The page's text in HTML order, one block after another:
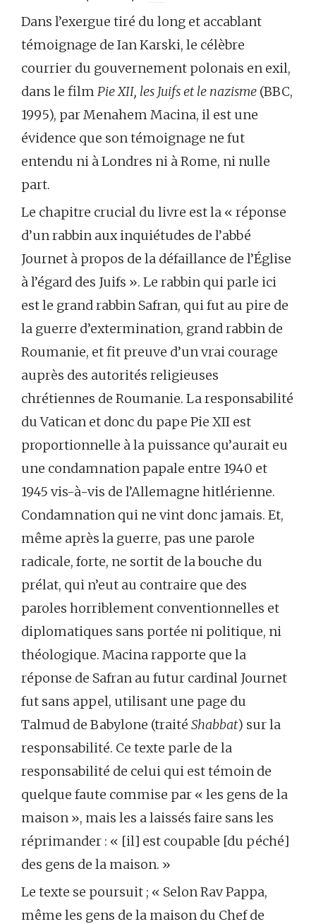
Dans l’exergue tiré du long et accablant
témoignage de Ian Karski, le célèbre
courrier du gouvernement polonais en exil,
dans le film Pie XII, les Juifs et le nazisme (BBC,
1995), par Menahem Macina, il est une
évidence que son témoignage ne fut
entendu ni à Londres ni à Rome, ni nulle
part.
Le chapitre crucial du livre est la « réponse
d’un rabbin aux inquiétudes de l’abbé
Journet à propos de la défaillance de l’Église
à l’égard des Juifs ». Le rabbin qui parle ici
est le grand rabbin Safran, qui fut au pire de
la guerre d’extermination, grand rabbin de
Roumanie, et fit preuve d’un vrai courage
auprès des autorités religieuses
chrétiennes de Roumanie. La responsabilité
du Vatican et donc du pape Pie XII est
proportionnelle à la puissance qu’aurait eu
une condamnation papale entre 1940 et
1945 vis-à-vis de l’Allemagne hitlérienne.
Condamnation qui ne vint donc jamais. Et,
même après la guerre, pas une parole
radicale, forte, ne sortit de la bouche du
prélat, qui n’eut au contraire que des
paroles horriblement conventionnelles et
diplomatiques sans portée ni politique, ni
théologique. Macina rapporte que la
réponse de Safran au futur cardinal Journet
fut sans appel, utilisant une page du
Talmud de Babylone (traité Shabbat) sur la
responsabilité. Ce texte parle de la
responsabilité de celui qui est témoin de
quelque faute commise par « les gens de la
maison », mais les a laissés faire sans les
réprimander : « [il] est coupable [du péché]
des gens de la maison. »
Le texte se poursuit ; « Selon Rav Pappa,
même les gens de la maison du Chef de